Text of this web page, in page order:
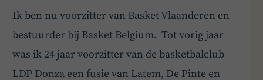
Ik ben nu voorzitter van Basket Vlaanderen en
bestuurder bij Basket Belgium. Tot vorig jaar
was ik 24 jaar voorzitter van de basketbalclub
LDP Donza een fusie van Latem, De Pinte en